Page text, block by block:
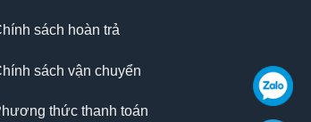
sách hoàn trả
sách vận chuyển
thức thanh toán